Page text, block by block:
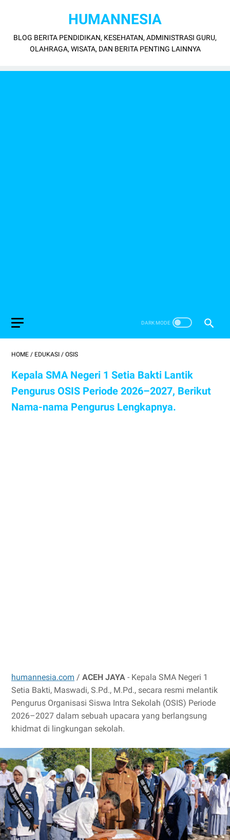
HUMANNESIA
BLOG BERITA PENDIDIKAN, KESEHATAN, ADMINISTRASI GURU,
OLAHRAGA, WISATA, DAN BERITA PENTING LAINNYA
HOME / EDUKASI / OSIS
Kepala SMA Negeri 1 Setia Bakti Lantik
Pengurus OSIS Periode 2026–2027, Berikut
Nama-nama Pengurus Lengkapnya.
humannesia.com / ACEH JAYA - Kepala SMA Negeri 1
Setia Bakti, Maswadi, S.Pd., M.Pd., secara resmi melantik
Pengurus Organisasi Siswa Intra Sekolah (OSIS) Periode
2026–2027 dalam sebuah upacara yang berlangsung
khidmat di lingkungan sekolah.